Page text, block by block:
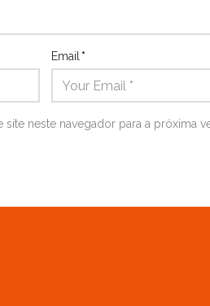
Email*
neste navegador para a próxima